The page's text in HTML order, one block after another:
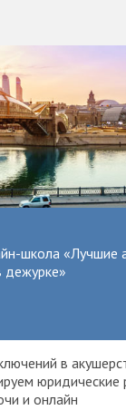
школа «Лучшие
дежурке»
в
юридические
и онлайн